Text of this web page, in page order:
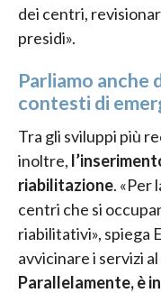
dei centri,
presidi».
Parliamo anche
contesti di
Tra gli sviluppi più
inoltre,
riabilitazione. «Per
centri che si
riabilitativi», spiega
avvicinare i servizi
Parallelamente, è